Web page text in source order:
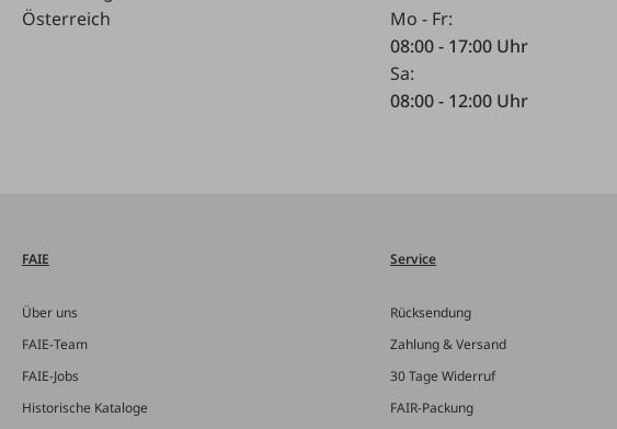
Österreich
Mo - Fr:
08:00 - 17:00 Uhr
Sa:
08:00 - 12:00 Uhr
FAIE
Über uns
FAIE-Team
FAIE-Jobs
Historische Kataloge
Service
Rücksendung
Zahlung & Versand
30 Tage Widerruf
FAIR-Packung